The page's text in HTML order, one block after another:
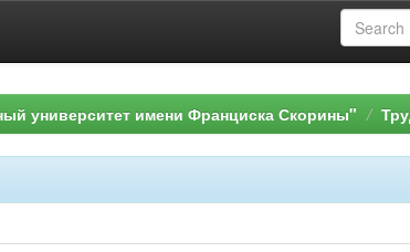
университет имени Франциска Скорины"